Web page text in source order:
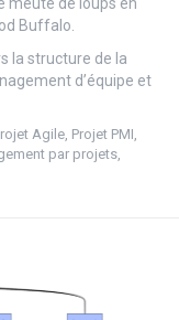
Buffalo.
la structure de la
d’équipe et
Agile, Projet PMI
par projets,